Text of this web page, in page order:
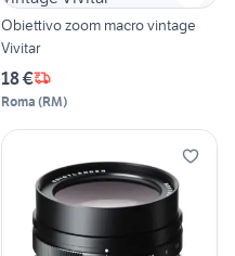
Obiettivo zoom macro vintage
Vivitar
18 €
Roma (RM)